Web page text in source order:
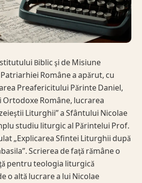
Biblic şi de Misiune
Române a apărut, cu
Preafericitului Părinte Daniel,
Ortodoxe Române, lucrarea
Liturghii” a Sfântului Nicolae
studiu liturgic al Părintelui Prof.
„Explicarea Sfintei Liturghii după
Scrierea de faţă rămâne o
pentru teologia liturgică
o altă lucrare a lui Nicolae